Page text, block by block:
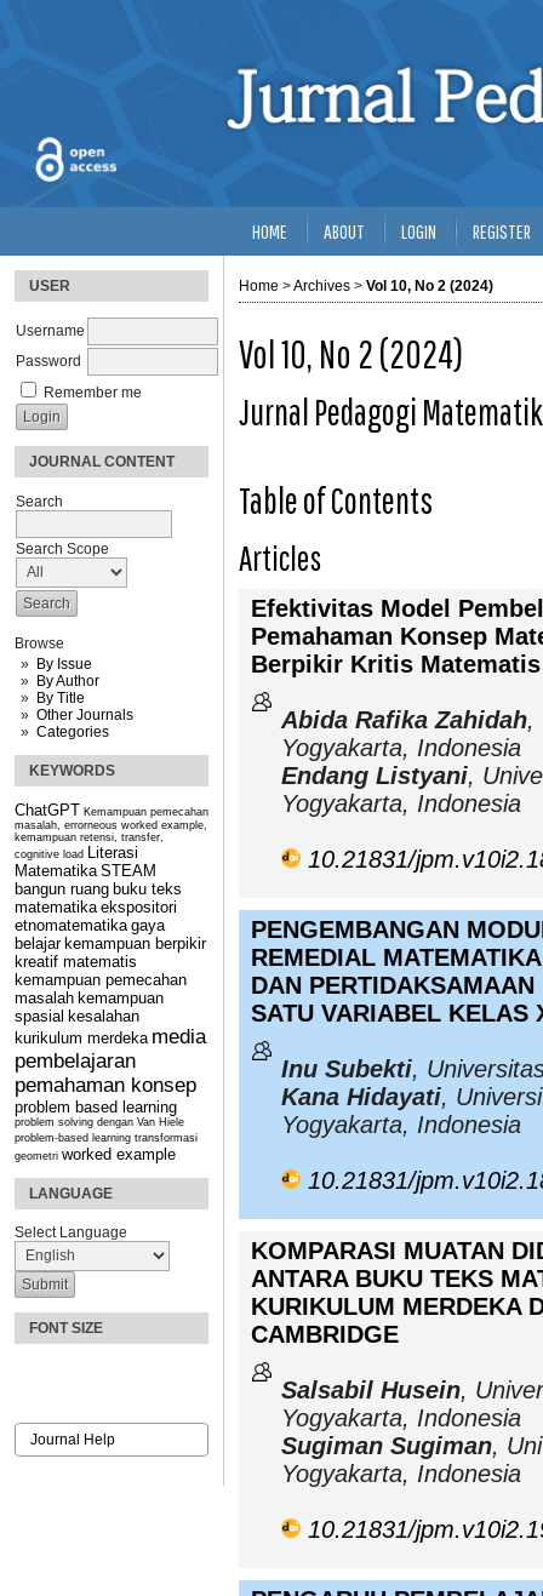
USER
Username
Password
Remember me
JOURNAL CONTENT
Search
Search Scope
Browse
By Issue
By Author
By Title
Other Journals
Categories
KEYWORDS
ChatGPT Kemampuan pemecahan
masalah, errorneous worked example,
kemampuan retensi, transfer,
cognitive load Literasi
Matematika STEAM
bangun ruang buku teks
matematika ekspositori
etnomatematika gaya
belajar kemampuan berpikir
kreatif matematis
kemampuan pemecahan
masalah kemampuan
spasial kesalahan
kurikulum merdeka media
pembelajaran
pemahaman konsep
problem based learning
problem solving dengan Van Hiele
problem-based learning transformasi
geometri worked example
LANGUAGE
Select Language
FONT SIZE
Journal Help
HOME ABOUT LOGIN REGISTER
Home >Archives > Vol 10, No 2 (2024)
Vol 10, No 2 (2024)
Jurnal Pedagogi
Table of Contents
Articles
Efektivitas Model
Pemahaman Konsep
Berpikir Kritis
Abida Rafika Zahidah,
Yogyakarta, Indonesia
Endang Listyani,
Yogyakarta, Indonesia
10.21831/
PENGEMBANGAN
REMEDIAL
DAN
SATU VARIABEL KELAS
Inu Subekti,
Kana Hidayati,
Yogyakarta, Indonesia
10.21831/
KOMPARASI MUATAN
ANTARA BUKU TEKS
KURIKULUM MERDEKA
CAMBRIDGE
Salsabil Husein,
Yogyakarta, Indonesia
Sugiman Sugiman,
Yogyakarta, Indonesia
10.21831/